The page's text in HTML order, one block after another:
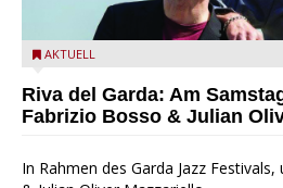
Fabrizio Bosso & Julian Oliver
AKTUELL
Riva del Garda: Am
Fabrizio Bosso & Julian
In Rahmen des Garda Jazz